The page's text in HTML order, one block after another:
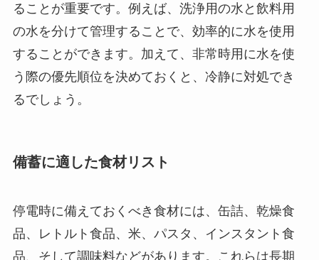
ることが重要です。例えば、洗浄用の水と飲料用
の水を分けて管理することで、効率的に水を使用
することができます。加えて、非常時用に水を使
う際の優先順位を決めておくと、冷静に対処でき
るでしょう。
備蓄に適した食材リスト
停電時に備えておくべき食材には、缶詰、乾燥食
品、レトルト食品、米、パスタ、インスタント食
品、そして調味料などがあります。これらは長期